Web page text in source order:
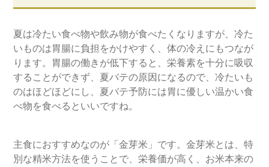
夏は冷たい食べ物や飲み物が食べたくなりますが、冷た
いものは胃腸に負担をかけやすく、体の冷えにもつなが
ります。胃腸の働きが低下すると、栄養素を十分に吸収
することができず、夏バテの原因になるので、冷たいも
のはほどほどにし、夏バテ予防には胃に優しい温かい食
べ物を食べるといいですね。
主食におすすめなのが「金芽米」です。金芽米とは、特
別な精米方法を使うことで、栄養価が高く、お米本来の